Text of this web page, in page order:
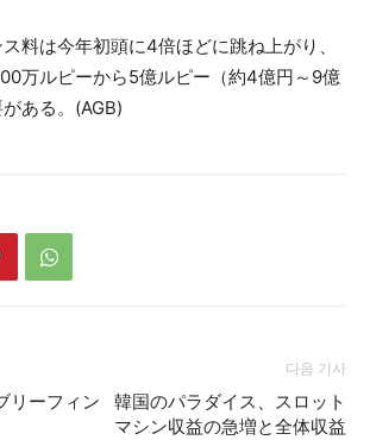
料は今年初頭に4倍ほどに跳ね上がり、
万ルピーから5億ルピー（約4億円～9億
ある。(AGB)
リーフィン
다음 기사
韓国のパラダイス、スロット
マシン収益の急増と全体収益